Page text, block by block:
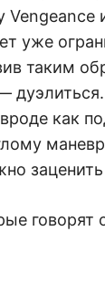
уже
таким
как
говорят